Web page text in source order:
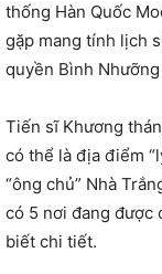
thống Hàn Quốc
gặp mang tính lịch
quyền Bình
Tiến sĩ Khương
có thể là địa điểm
“ông chủ” Nhà
có 5 nơi đang được
biết chi tiết.